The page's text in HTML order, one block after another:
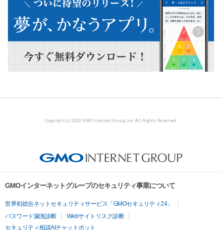
Copyright (c) 2026 GMO Internet Group, Inc. All Rights Reserved.
GMOインターネットグループのセキュリティ事業について
世界初総合ネットセキュリティサービス「GMOセキュリティ24」
パスワード漏洩診断
Webサイトリスク診断
セキュリティ相談AIチャットボット